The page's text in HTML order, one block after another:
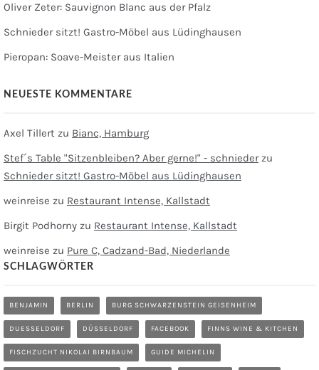
Oliver Zeter: Sauvignon Blanc aus der Pfalz
Schnieder sitzt! Gastro-Möbel aus Lüdinghausen
Pieropan: Soave-Meister aus Italien
NEUESTE KOMMENTARE
Axel Tillert zu Bianc, Hamburg
Stef´s Table "Sitzenbleiben? Aber gerne!" - schniederzu
Schnieder sitzt! Gastro-Möbel aus Lüdinghausen
weinreise zu Restaurant Intense, Kallstadt
Birgit Podhorny zu Restaurant Intense, Kallstadt
weinreise zu Pure C, Cadzand-Bad, Niederlande
SCHLAGWÖRTER
BENJAMIN BERLIN BURG SCHWARZENSTEIN GEISENHEIM
DUESSELDORF DÜSSELDORF FACEBOOK FINNS WINE & KITCHEN
FISCHZUCHT NIKOLAI BIRNBAUM GUIDE MICHELIN